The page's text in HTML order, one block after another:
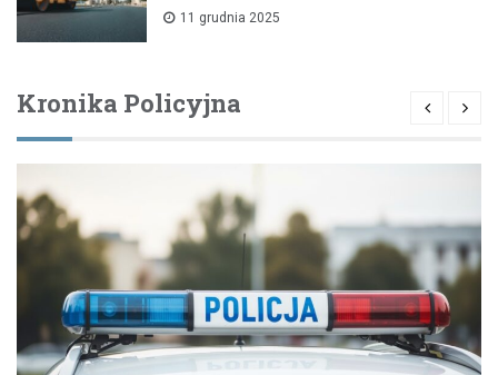
11 grudnia 2025
Kronika Policyjna